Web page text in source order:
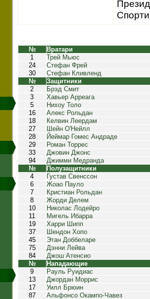
№
Вратари
1
Трей Мьюс
24
Стефан Фрей
30
Стефан Кливленд
№
Защитники
2
Брэд Смит
3
Хавьер Арреага
5
Нихоу Толо
16
Алекс Рольдан
18
Келвин Леердам
27
Шейн О'Нейлл
28
Йеймар Гомес Андраде
29
Роман Торрес
33
Джовин Джонс
94
Джимми Медранда
№
Полузащитники
4
Густав Свенссон
6
Жоао Пауло
7
Кристиан Рольдан
8
Жорди Делем
10
Николас Лодейро
11
Мигель Ибарра
19
Харри Шипп
37
Шендон Хопо
45
Этан Доббеларе
75
Дэнни Лейва
84
Джош Атенсио
№
Нападающие
9
Рауль Руидиас
13
Джордан Моррис
17
Уилл Брюин
87
Альфонсо Окампо-Чавез